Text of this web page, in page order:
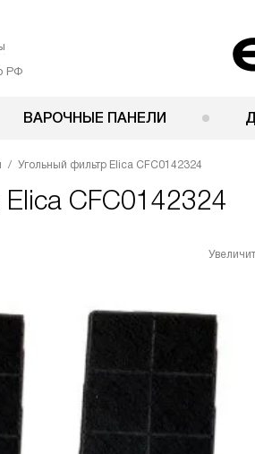
РФ
ВАРОЧНЫЕ ПАНЕЛИ
Угольный фильтр Elica CFC0142324
Elica CFC0142324